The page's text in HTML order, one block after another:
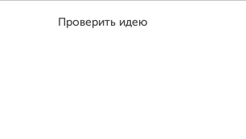
Проверить идею